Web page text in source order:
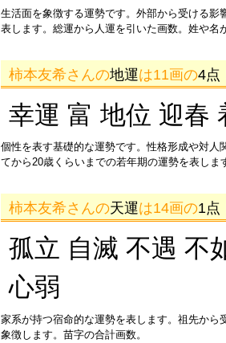
生活面を象徴する運勢です。外部から受ける
表します。総運から人運を引いた画数。姓や名
柿本友希さんの地運は11画の4点
幸運 富 地位 迎春
個性を表す基礎的な運勢です。性格形成や対人
てから20歳くらいまでの若年期の運勢を表しま
柿本友希さんの天運は14画の1点
孤立 自滅 不遇 不
心弱
家系が持つ宿命的な運勢を表します。祖先か
象徴します。苗字の合計画数。